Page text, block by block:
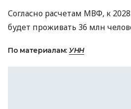
Согласно расчетам МВФ, к
будет проживать 36 млн
По материалам: УНН